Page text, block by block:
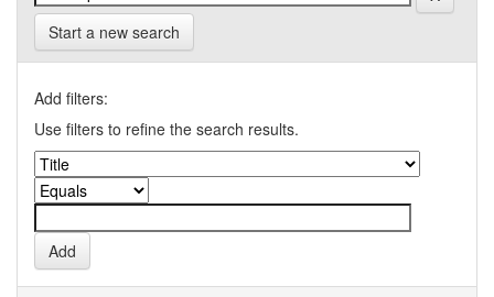
Start a new search
Add filters:
Use filters to refine the search results.